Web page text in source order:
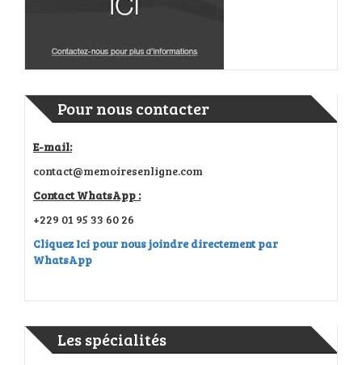
Pour nous contacter
E-mail:
contact@memoiresenligne.com
Contact WhatsApp :
+229 01 95 33 60 26
Cliquez Ici pour nous joindre directement par
WhatsApp
Les spécialités